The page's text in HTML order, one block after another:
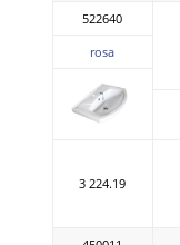
522640
rosa
3 224.19